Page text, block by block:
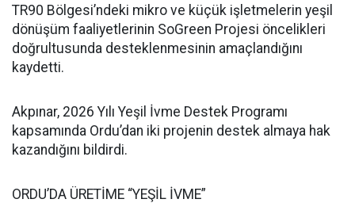
TR90 Bölgesi’ndeki mikro ve küçük işletmelerin yeşil
dönüşüm faaliyetlerinin SoGreen Projesi öncelikleri
doğrultusunda desteklenmesinin amaçlandığını
kaydetti.
Akpınar, 2026 Yılı Yeşil İvme Destek Programı
kapsamında Ordu’dan iki projenin destek almaya hak
kazandığını bildirdi.
ORDU’DA ÜRETİME “YEŞİL İVME”